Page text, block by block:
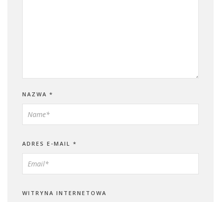
NAZWA *
ADRES E-MAIL *
WITRYNA INTERNETOWA